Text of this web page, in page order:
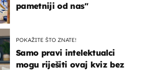
pametniji od nas"
POKAŽITE ŠTO ZNATE!
Samo pravi intelektualci
mogu riješiti ovaj kviz bez